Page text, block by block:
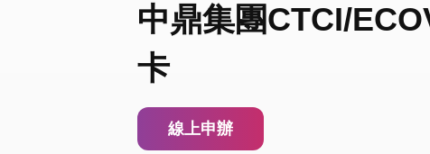
中鼎集團CTCI/
卡
線上申辦